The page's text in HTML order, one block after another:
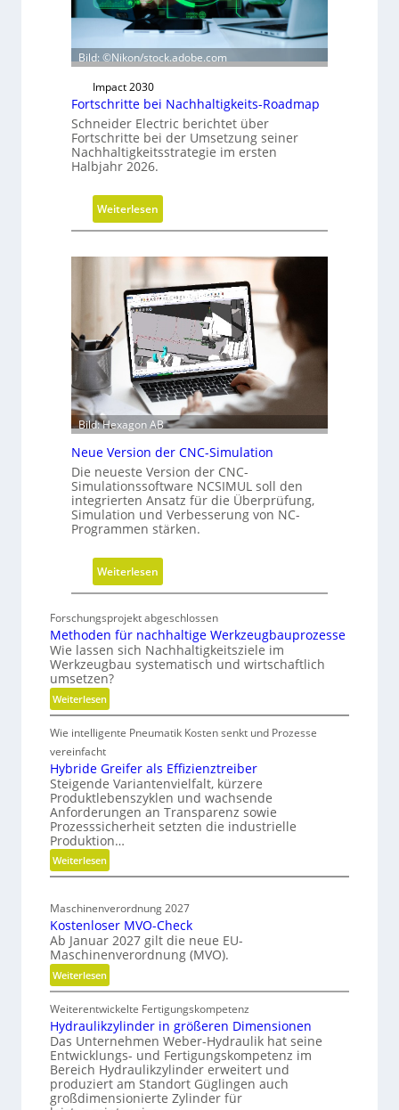
c
h
t
u
g
d
e
r
e
s
c
h
ä
f
t
s
f
ü
h
r
u
g
Bild: ©Nikon/stock.adobe.com
Impact 2030
Fortschritte bei Nachhaltigkeits-Roadmap
Schneider Electric berichtet über
Fortschritte bei der Umsetzung seiner
Nachhaltigkeitsstrategie im ersten
Halbjahr 2026.
Weiterlesen:
F
r
t
s
c
h
r
i
t
t
e
b
e
i
N
a
h
h
l
t
i
e
i
s
-
R
o
m
p
Bild: Hexagon AB
Neue Version der CNC-Simulation
Die neueste Version der CNC-
Simulationssoftware NCSIMUL soll den
integrierten Ansatz für die Überprüfung,
Simulation und Verbesserung von NC-
Programmen stärken.
Weiterlesen:
N
u
e
V
s
i
n
d
e
r
-
S
i
m
a
t
i
o
n
Forschungsprojekt abgeschlossen
Methoden für nachhaltige Werkzeugbauprozesse
Wie lassen sich Nachhaltigkeitsziele im
Werkzeugbau systematisch und wirtschaftlich
umsetzen?
Weiterlesen:
M
e
t
h
o
d
e
n
f
ü
h
h
a
l
i
g
e
W
e
Wie intelligente Pneumatik Kosten senkt und Prozesse
vereinfacht
Hybride Greifer als Effizienztreiber
Steigende Variantenvielfalt, kürzere
Produktlebenszyklen und wachsende
Anforderungen an Transparenz sowie
Prozesssicherheit setzten die industrielle
Produktion…
Weiterlesen:
H
b
r
i
d
e
G
r
e
i
f
e
r
Maschinenverordnung 2027
Kostenloser MVO-Check
Ab Januar 2027 gilt die neue EU-
Maschinenverordnung (MVO).
Weiterlesen:
K
o
s
t
e
n
l
Weiterentwickelte Fertigungskompetenz
Hydraulikzylinder in größeren Dimensionen
Das Unternehmen Weber-Hydraulik hat seine
Entwicklungs- und Fertigungskompetenz im
Bereich Hydraulikzylinder erweitert und
produziert am Standort Güglingen auch
großdimensionierte Zylinder für